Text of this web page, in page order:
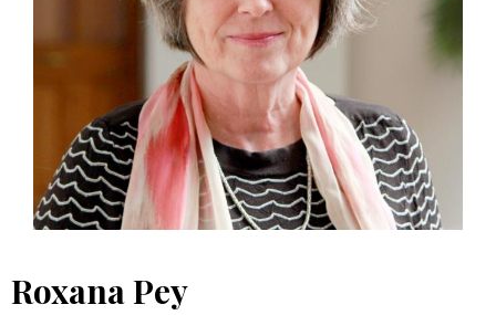
Roxana Pey